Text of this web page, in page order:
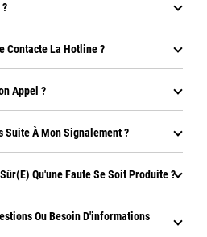
?
Contacte La Hotline ?
Appel ?
Suite À Mon Signalement ?
Qu'une Faute Se Soit Produite ?
Ou Besoin D'informations